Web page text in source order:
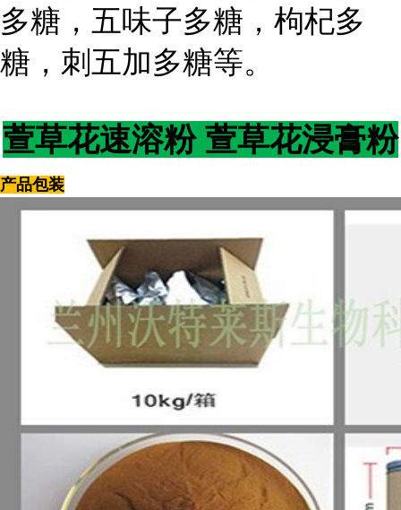
多糖，五味子多糖，枸杞多
糖，刺五加多糖等。
萱草花速溶粉 萱草花浸膏粉
产品包装